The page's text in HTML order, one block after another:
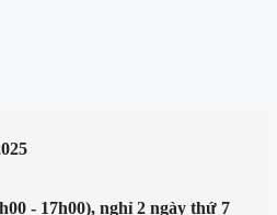
- 17h00), nghỉ 2 ngày thứ 7